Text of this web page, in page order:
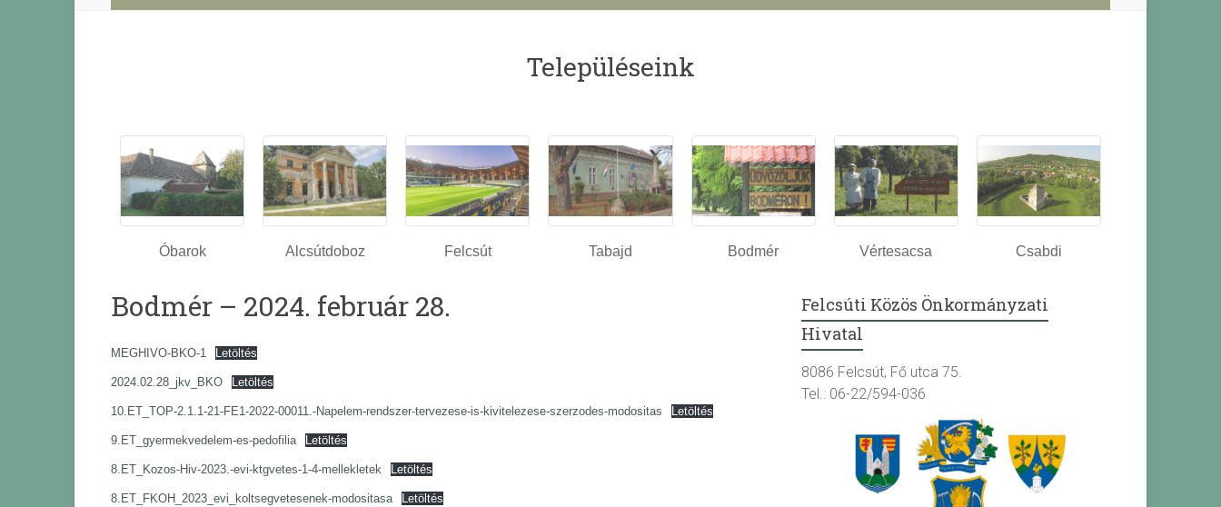
Településeink
Óbarok Alcsútdoboz Felcsút Tabajd Bodmér Vértesacsa Csabdi
Bodmér – 2024. február 28.
MEGHIVO-BKO-1 Letöltés
2024.02.28_jkv_BKO Letöltés
10.ET_TOP-2.1.1-21-FE1-2022-00011.-Napelem-rendszer-tervezese-is-kivitelezese-szerzodes-modositas Letöltés
9.ET_gyermekvedelem-es-pedofilia Letöltés
8.ET_Kozos-Hiv-2023.-evi-ktgvetes-1-4-mellekletek Letöltés
8.ET_FKOH_2023_evi_koltsegvetesenek-modositasa Letöltés
Felcsúti Közös Önkormányzati
Hivatal
8086 Felcsút, Fő utca 75.
Tel.: 06-22/594-036